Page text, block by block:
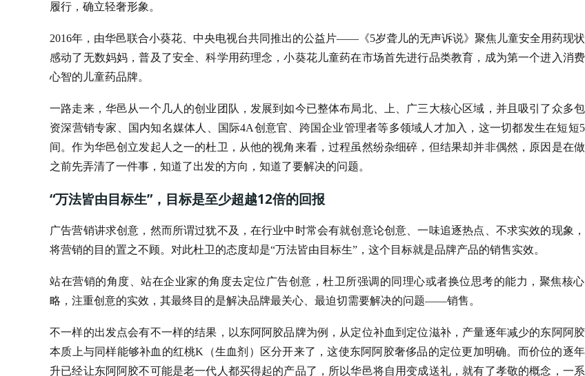
履行，确立轻奢形象。
2016年，由华邑联合小葵花、中央电视台共同推出的公益片——《5岁聋儿的无声诉说》聚焦儿童安全用药现状
感动了无数妈妈，普及了安全、科学用药理念，小葵花儿童药在市场首先进行品类教育，成为第一个进入消
心智的儿童药品牌。
一路走来，华邑从一个几人的创业团队，发展到如今已整体布局北、上、广三大核心区域，并且吸引了众多
资深营销专家、国内知名媒体人、国际4A创意官、跨国企业管理者等多领域人才加入，这一切都发生在短短
间。作为华邑创立发起人之一的杜卫，从他的视角来看，过程虽然纷杂细碎，但结果却并非偶然，原因是在
之前先弄清了一件事，知道了出发的方向，知道了要解决的问题。
“万法皆由目标生”，目标是至少超越12倍的回报
广告营销讲求创意，然而所谓过犹不及，在行业中时常会有就创意论创意、一味追逐热点、不求实效的现象
将营销的目的置之不顾。对此杜卫的态度却是“万法皆由目标生”，这个目标就是品牌产品的销售实效。
站在营销的角度、站在企业家的角度去定位广告创意，杜卫所强调的同理心或者换位思考的能力，聚焦核
略，注重创意的实效，其最终目的是解决品牌最关心、最迫切需要解决的问题——销售。
不一样的出发点会有不一样的结果，以东阿阿胶品牌为例，从定位补血到定位滋补，产量逐年减少的东阿阿
本质上与同样能够补血的红桃K（生血剂）区分开来了，这使东阿阿胶奢侈品的定位更加明确。而价位的逐
升已经让东阿阿胶不可能是老一代人都买得起的产品了，所以华邑将自用变成送礼，就有了孝敬的概念，一系